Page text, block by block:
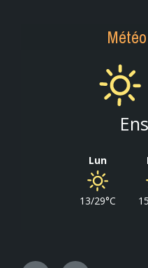
Lun
13/29°C